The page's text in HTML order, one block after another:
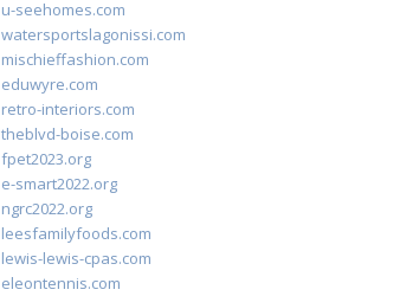
u-seehomes.com
watersportslagonissi.com
mischieffashion.com
eduwyre.com
retro-interiors.com
theblvd-boise.com
fpet2023.org
e-smart2022.org
ngrc2022.org
leesfamilyfoods.com
lewis-lewis-cpas.com
eleontennis.com